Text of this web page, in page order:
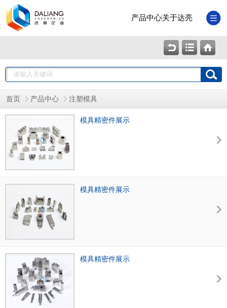
产品中心关于达亮
首页 产品中心 注塑模具
模具精密件展示
模具精密件展示
模具精密件展示